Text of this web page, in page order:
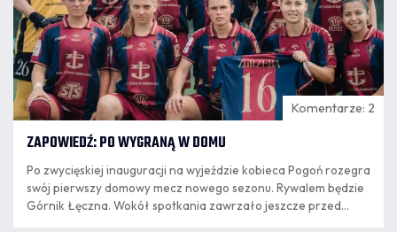
Komentarze: 2
ZAPOWIEDŹ: PO WYGRANĄ W DOMU
Po zwycięskiej inauguracji na wyjeździe kobieca Pogoń rozegra
swój pierwszy domowy mecz nowego sezonu. Rywalem będzie
Górnik Łęczna. Wokół spotkania zawrzało jeszcze przed